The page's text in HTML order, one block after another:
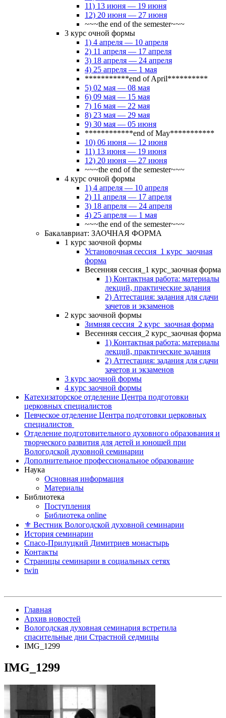
11) 13 июня — 19 июня
12) 20 июня — 27 июня
~~~the end of the semester~~~
3 курс очной формы
1) 4 апреля — 10 апреля
2) 11 апреля — 17 апреля
3) 18 апреля — 24 апреля
4) 25 апреля — 1 мая
***********end of April**********
5) 02 мая — 08 мая
6) 09 мая — 15 мая
7) 16 мая — 22 мая
8) 23 мая — 29 мая
9) 30 мая — 05 июня
************end of May***********
10) 06 июня — 12 июня
11) 13 июня — 19 июня
12) 20 июня — 27 июня
~~~the end of the semester~~~
4 курс очной формы
1) 4 апреля — 10 апреля
2) 11 апреля — 17 апреля
3) 18 апреля — 24 апреля
4) 25 апреля — 1 мая
~~~the end of the semester~~~
Бакалавриат: ЗАОЧНАЯ ФОРМА
1 курс заочной формы
Установочная сессия_1 курс_заочная
форма
Весенняя сессия_1 курс_заочная форма
1) Контактная работа: материалы
лекций, практические задания
2) Аттестация: задания для сдачи
зачетов и экзаменов
2 курс заочной формы
Зимняя сессия_2 курс_заочная форма
Весенняя сессия_2 курс_заочная форма
1) Контактная работа: материалы
лекций, практические задания
2) Аттестация: задания для сдачи
зачетов и экзаменов
3 курс заочной формы
4 курс заочной формы
Катехизаторское отделение Центра подготовки
церковных специалистов
Певческое отделение Центра подготовки церковных
специалистов
Отделение подготовительного духовного образования и
творческого развития для детей и юношей при
Вологодской духовной семинарии
Дополнительное профессиональное образование
Наука
Основная информация
Материалы
Библиотека
Поступления
Библиотека online
⚜ Вестник Вологодской духовной семинарии
История семинарии
Спасо-Прилуцкий Димитриев монастырь
Контакты
Страницы семинарии в социальных сетях
twin
Главная
Архив новостей
Вологодская духовная семинария встретила
спасительные дни Страстной седмицы
IMG_1299
IMG_1299